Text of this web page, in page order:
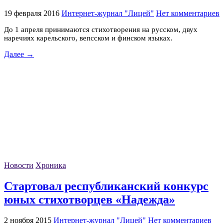
19 февраля 2016 Интернет-журнал "Лицей" Нет комментариев
До 1 апреля принимаются стихотворения на русском, двух
наречиях карельского, вепсском и финском языках.
Далее →
Новости Хроника
Стартовал республиканский конкурс
юных стихотворцев «Надежда»
2 ноября 2015 Интернет-журнал "Лицей" Нет комментариев